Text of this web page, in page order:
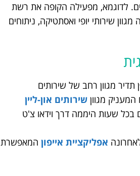
לדוגמא, מפעילה הקופה את רשת
שירותי יופי ואסתטיקה, ניתוחים
מגוון רחב של שירותים
מגוון שירותים און-ליין
בכל שעות היממה דרך וידאו צ'ט
אפליקציית אייפון המאפשרת